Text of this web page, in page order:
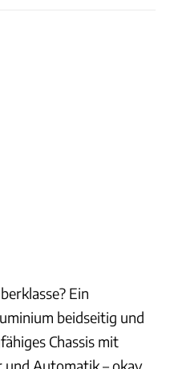
Ein
beidseitig und
Chassis mit